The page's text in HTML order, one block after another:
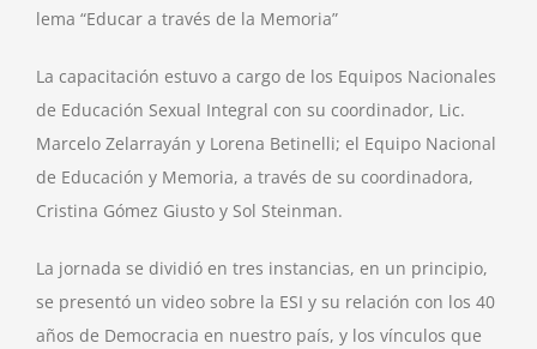
lema “Educar a través de la Memoria”
La capacitación estuvo a cargo de los Equipos Nacionales
de Educación Sexual Integral con su coordinador, Lic.
Marcelo Zelarrayán y Lorena Betinelli; el Equipo Nacional
de Educación y Memoria, a través de su coordinadora,
Cristina Gómez Giusto y Sol Steinman.
La jornada se dividió en tres instancias, en un principio,
se presentó un video sobre la ESI y su relación con los 40
años de Democracia en nuestro país, y los vínculos que